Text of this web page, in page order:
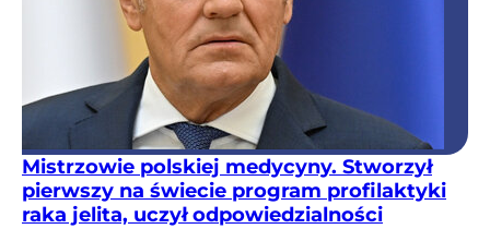
Mistrzowie polskiej medycyny. Stworzył
pierwszy na świecie program profilaktyki
raka jelita, uczył odpowiedzialności